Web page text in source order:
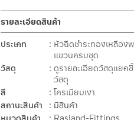
รายละเอียดสินค้า
ประเภท
หัวฉีดชำระทองเหลือง
แขวนครบชุด
วัสดุ
ดูรายละเอียดวัสดุแยก
วัสดุ
สี
โครเมียมเงา
สถานะสินค้า
มีสินค้า